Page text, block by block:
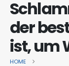
der
ist, um
HOME